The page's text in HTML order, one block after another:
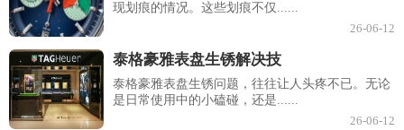
现划痕的情况。这些划痕不仅......
26-06-12
泰格豪雅表盘生锈解决技
泰格豪雅表盘生锈问题，往往让人头疼不已。无论
是日常使用中的小磕碰，还是......
26-06-12